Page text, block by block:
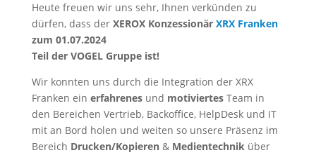
Heute freuen wir uns sehr, Ihnen verkünden zu
dürfen, dass der XEROX Konzessionär XRX Franken
zum 01.07.2024
Teil der VOGEL Gruppe ist!
Wir konnten uns durch die Integration der XRX
Franken ein erfahrenesund motiviertesTeam in
den Bereichen Vertrieb, Backoffice, HelpDesk und IT
mit an Bord holen und weiten so unsere Präsenz im
Bereich Drucken/Kopieren& Medientechniküber